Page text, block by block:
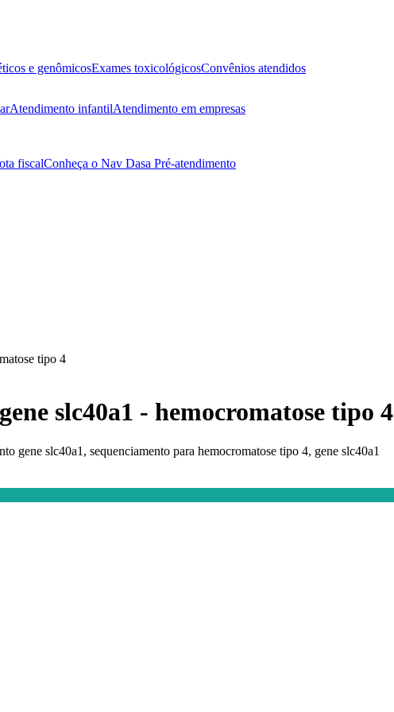
e genômicosExames toxicológicosConvênios atendidos
Atendimento infantilAtendimento em empresas
fiscalConheça o Nav Dasa Pré-atendimento
tipo 4
slc40a1 - hemocromatose tipo 4
gene slc40a1, sequenciamento para hemocromatose tipo 4, gene slc40a1